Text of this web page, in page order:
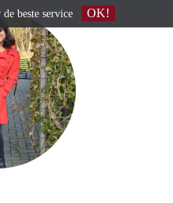
beste service OK!